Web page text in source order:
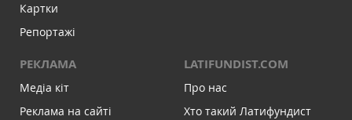
Картки
Репортажі
РЕКЛАМА
Медіа кіт
Реклама на сайті
LATIFUNDIST.COM
Про нас
Хто такий Латифундист